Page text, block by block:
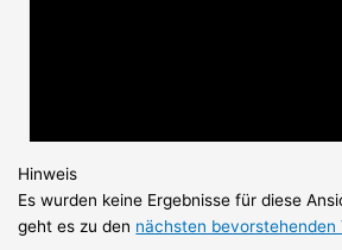
Hinweis
Es wurden keine Ergebnisse für diese
geht es zu den nächsten bevorstehenden